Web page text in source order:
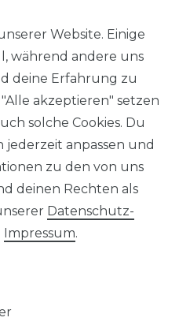
Website. Einige
während andere uns
deine Erfahrung zu
akzeptieren" setzen
solche Cookies. Du
jederzeit anpassen und
zu den von uns
deinen Rechten als
Daten­schutz­
Impressum.
AGB
Widerrufs­recht